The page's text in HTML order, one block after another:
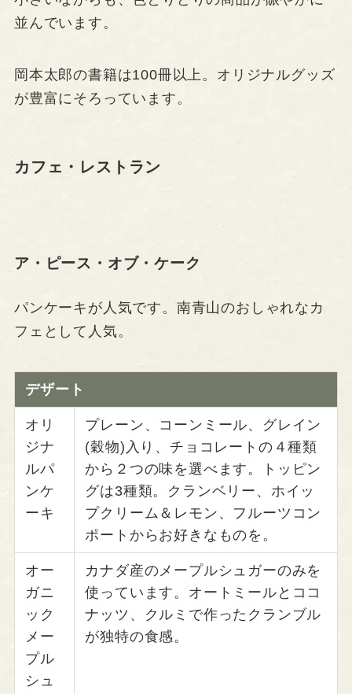
並んでいます。
岡本太郎の書籍は100冊以上。オリジナルグッズ
が豊富にそろっています。
カフェ・レストラン
ア・ピース・オブ・ケーク
パンケーキが人気です。南青山のおしゃれなカ
フェとして人気。
デザート
オリ
ジナ
ルパ
ンケ
ーキ
プレーン、コーンミール、グレイン
(穀物)入り、チョコレートの４種類
から２つの味を選べます。トッピン
グは3種類。クランベリー、ホイッ
プクリーム＆レモン、フルーツコン
ポートからお好きなものを。
オー
ガニ
ック
メー
プル
シュ
カナダ産のメープルシュガーのみを
使っています。オートミールとココ
ナッツ、クルミで作ったクランブル
が独特の食感。